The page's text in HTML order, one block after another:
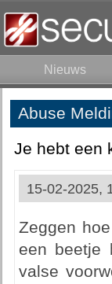
Nieuws
Abuse
Je hebt een
15-02-2025,
Zeggen
een beetje
valse